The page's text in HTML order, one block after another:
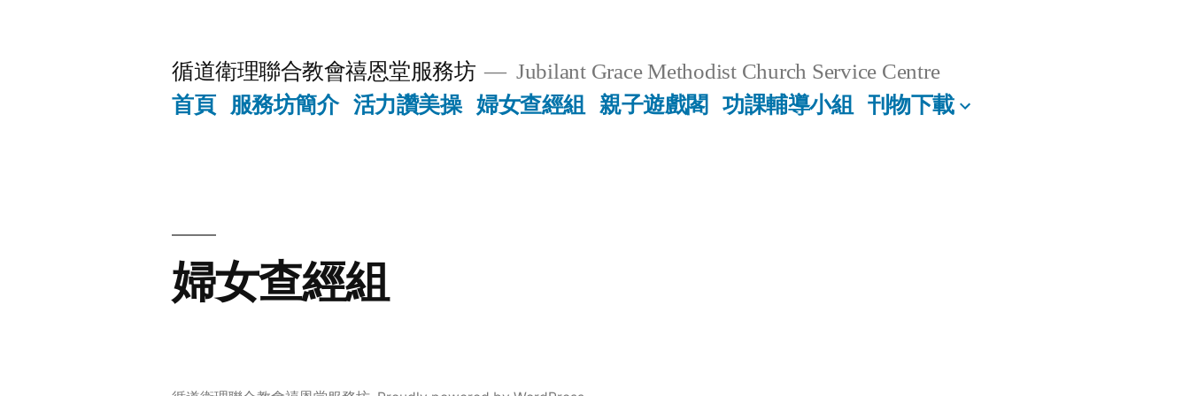
循道衛理聯合教會禧恩堂服務坊 Jubilant Grace Methodist Church Service Centre
首頁 服務坊簡介 活力讚美操 婦女查經組 親子遊戲閣 功課輔導小組 刊物下載
婦女查經組